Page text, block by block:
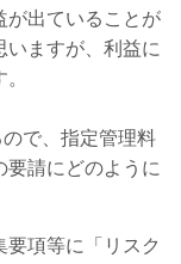
が出ていることが
いますが、利益に
で、指定管理料
要請にどのように
項等に「リスク